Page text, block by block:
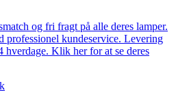
og fri fragt på alle deres lamper.
professionel kundeservice. Levering
hverdage. Klik her for at se deres